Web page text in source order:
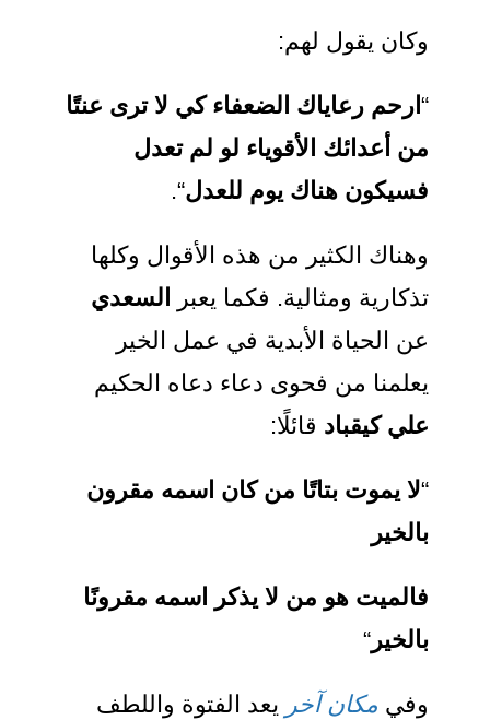
وكان يقول لهم:
“ ارحم رعاياك الضعفاء كي لا ترى عنتًا
من أعدائك الأقوياء لو لم تعدل
فسيكون هناك يوم للعدل“.
وهناك الكثير من هذه الأقوال وكلها
تذكارية ومثالية. فكما يعبر
السعدي
عن الحياة الأبدية في عمل الخير
يعلمنا من فحوى دعاء دعاه الحكيم
علي كيقباد قائلًا:
“لا يموت بتاتًا من كان اسمه مقرون
بالخير
فالميت هو من لا يذكر اسمه مقرونًا
بالخير “
وفي مكان آخر يعد الفتوة واللطف